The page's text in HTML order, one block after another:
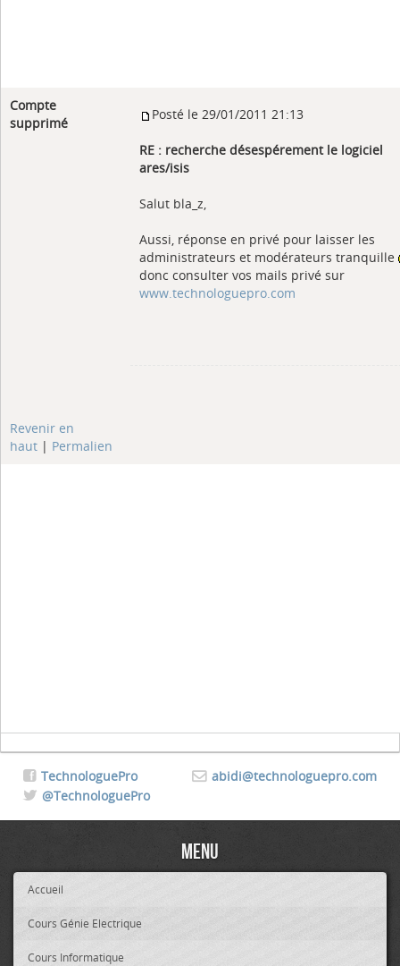
Compte
supprimé
Posté le 29/01/2011 21:13
RE : recherche désespérement le logiciel
ares/isis
Salut bla_z,
Aussi, réponse en privé pour laisser les
administrateurs et modérateurs tranquille
donc consulter vos mails privé sur
www.technologuepro.com
Revenir en
haut | Permalien
abidi@technologuepro.com
TechnologuePro
@TechnologuePro
Menu
Accueil
Cours Génie Electrique
Cours Informatique